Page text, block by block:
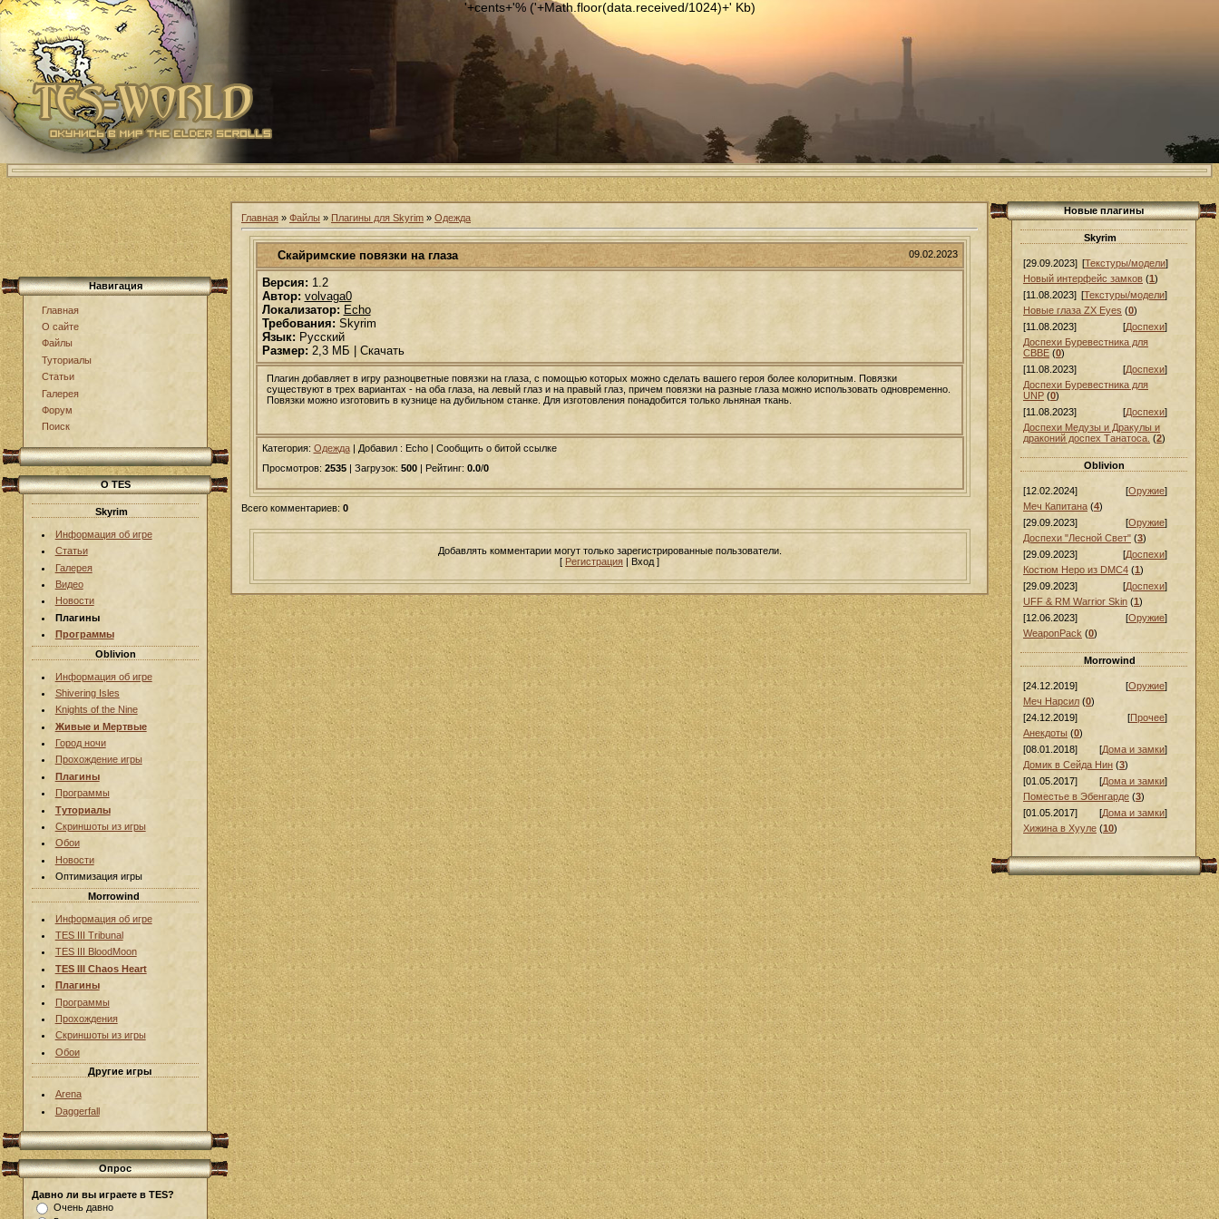
Навигация
Главная
О сайте
Файлы
Туториалы
Статьи
Галерея
Форум
Поиск
О TES
Skyrim
Информация об игре
Статьи
Галерея
Видео
Новости
Плагины
Программы
Oblivion
Информация об игре
Shivering Isles
Knights of the Nine
Живые и Мертвые
Город ночи
Прохождение игры
Плагины
Программы
Туториалы
Скриншоты из игры
Обои
Новости
Оптимизация игры
Morrowind
Информация об игре
TES III Tribunal
TES III BloodMoon
TES III Chaos Heart
Плагины
Программы
Прохождения
Скриншоты из игры
Обои
Другие игры
Arena
Daggerfall
Опрос
Давно ли вы играете в TES?
Очень давно
Главная » Файлы » Плагины для Skyrim » Одежда
Скайримские повязки на глаза 09.02.2023
Версия: 1.2
Автор: volvaga0
Локализатор: Echo
Требования: Skyrim
Язык: Русский
Размер: 2,3 МБ | Скачать
Плагин добавляет в игру разноцветные повязки на глаза, с помощью которых можно сделать вашего героя более колоритным. Повязки
существуют в трех вариантах - на оба глаза, на левый глаз и на правый глаз, причем повязки на разные глаза можно использовать одновременно.
Повязки можно изготовить в кузнице на дубильном станке. Для изготовления понадобится только льняная ткань.
Категория: Одежда| Добавил : Echo | Сообщить о битой ссылке
Просмотров: 2535| Загрузок: 500| Рейтинг: 0.0/0
Всего комментариев: 0
Добавлять комментарии могут только зарегистрированные пользователи.
[ Регистрация | Вход ]
Новые плагины
Skyrim
[29.09.2023] [Текстуры/модели]
Новый интерфейс замков (1)
[11.08.2023] [Текстуры/модели]
Новые глаза ZX Eyes (0)
[11.08.2023]
[Доспехи]
Доспехи Буревестника для
СВВЕ (0)
[11.08.2023]
[Доспехи]
Доспехи Буревестника для
UNP (0)
[11.08.2023]
[Доспехи]
Доспехи Медузы и Дракулы и
драконий доспех Танатоса. (2)
Oblivion
[12.02.2024] [Оружие]
Меч Капитана (4)
[29.09.2023]
[Оружие]
Доспехи "Лесной Свет" (3)
[29.09.2023]
[Доспехи]
Костюм Неро из DMC4 (1)
[29.09.2023]
[Доспехи]
UFF & RM Warrior Skin (1)
[12.06.2023]
[Оружие]
WeaponPack (0)
Morrowind
[24.12.2019] [Оружие]
Меч Нарсил (0)
[24.12.2019]
[Прочее]
Анекдоты (0)
[08.01.2018]
[Дома и замки]
Домик в Сейда Нин (3)
[01.05.2017]
[Дома и замки]
Поместье в Эбенгарде (3)
[01.05.2017]
[Дома и замки]
Хижина в Хууле (10)
'+cents+'% ('+Math.floor(data.received/1024)+' Kb)